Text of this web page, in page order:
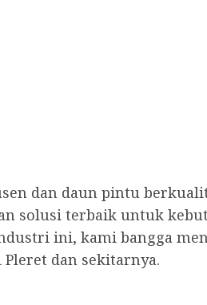
dan daun pintu
solusi terbaik untuk
ini, kami bangga
dan sekitarnya.